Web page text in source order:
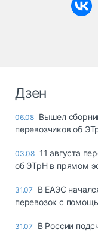
Дзен
06.08 Вышел
перевозчиков об
03.08 11 августа
об ЭТрН в прямом
31.07
В ЕАЭС
перевозок с
31.07
В России